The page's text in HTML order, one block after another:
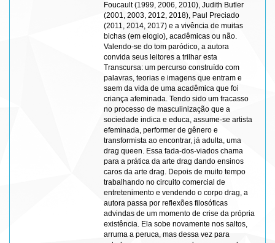
Foucault (1999, 2006, 2010), Judith Butler
(2001, 2003, 2012, 2018), Paul Preciado
(2011, 2014, 2017) e a vivência de muitas
bichas (em elogio), acadêmicas ou não.
Valendo-se do tom paródico, a autora
convida seus leitores a trilhar esta
Transcursa: um percurso construído com
palavras, teorias e imagens que entram e
saem da vida de uma acadêmica que foi
criança afeminada. Tendo sido um fracasso
no processo de masculinização que a
sociedade indica e educa, assume-se artista
efeminada, performer de gênero e
transformista ao encontrar, já adulta, uma
drag queen. Essa fada-dos-viados chama
para a prática da arte drag dando ensinos
caros da arte drag. Depois de muito tempo
trabalhando no circuito comercial de
entretenimento e vendendo o corpo drag, a
autora passa por reflexões filosóficas
advindas de um momento de crise da própria
existência. Ela sobe novamente nos saltos,
arruma a peruca, mas dessa vez para